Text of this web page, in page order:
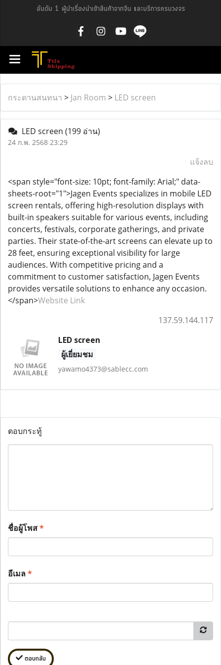
อันดับ 1 ผู้นำเรื่องนำเข้าสินค้าจากจีน และบริการครบวงจร
กระดานสนทนา > Jan Room > LED screen
LED screen (199 อ่าน)
24 ก.พ. 2568 23:29
แจ้งลบ
<span style="font-size: 10pt; font-family: Arial;" data-
sheets-root="1">Jagen Events specializes in mobile LED
screen rentals, offering high-resolution displays with
built-in speakers suitable for various events, including
concerts, festivals, corporate gatherings, and private
parties. Their state-of-the-art screens can elevate up to
28 feet, ensuring exceptional visibility for large
audiences. With competitive pricing and a
commitment to customer satisfaction, Jagen Events
provides versatile solutions to enhance any occasion.
</span>Website Link
137.59.144.117
LED screen
ผู้เยี่ยมชม
yawamo4373@sablecc.com
ตอบกระทู้
ชื่อผู้โพส*
อีเมล*
ตอบกลับ